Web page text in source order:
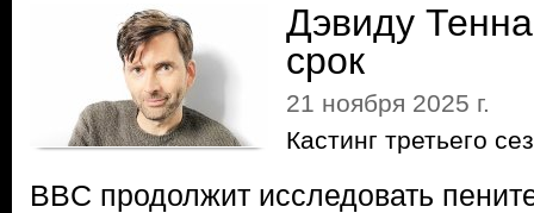
Дэвиду
срок
21 ноября 2025 г.
Кастинг третьего
BBC продолжит исследовать